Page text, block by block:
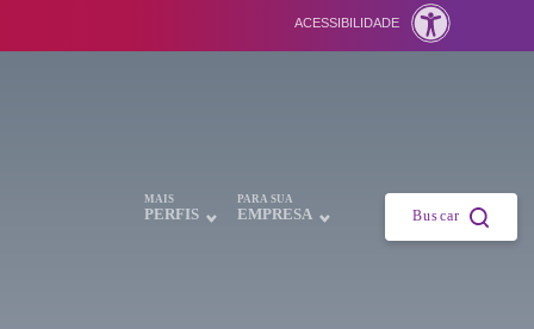
MAIS
PERFIS
PARA SUA
EMPRESA Buscar
ACESSIBILIDADE